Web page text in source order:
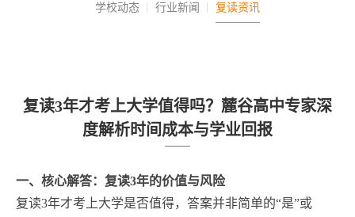
学校动态 行业新闻 复读资讯
复读3年才考上大学值得吗？麓谷高中专家深
度解析时间成本与学业回报
一、核心解答：复读3年的价值与风险
复读3年才考上大学是否值得，答案并非简单的“是”或